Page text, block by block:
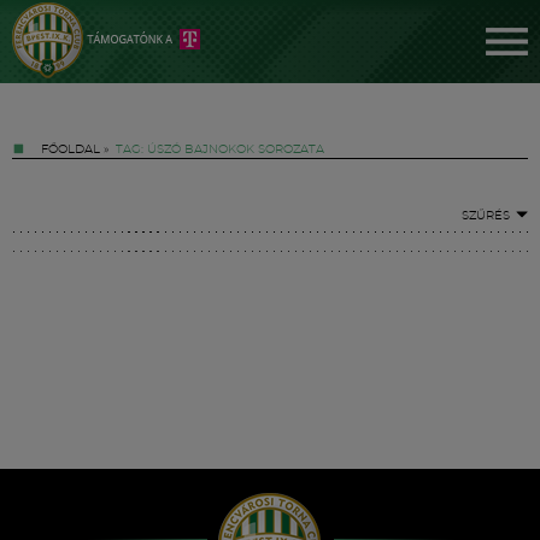
FŐOLDAL » TAG: ÚSZÓ BAJNOKOK SOROZATA
SZŰRÉS
Hírek